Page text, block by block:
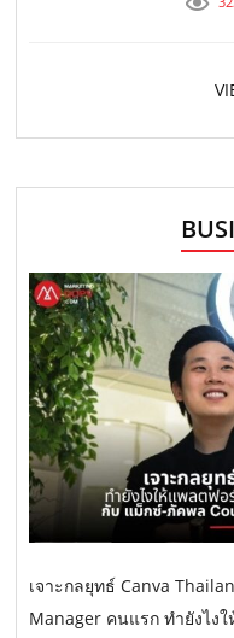
เจาะกลยุทธ์ Canva
Manager คนแรก ทำยังไง